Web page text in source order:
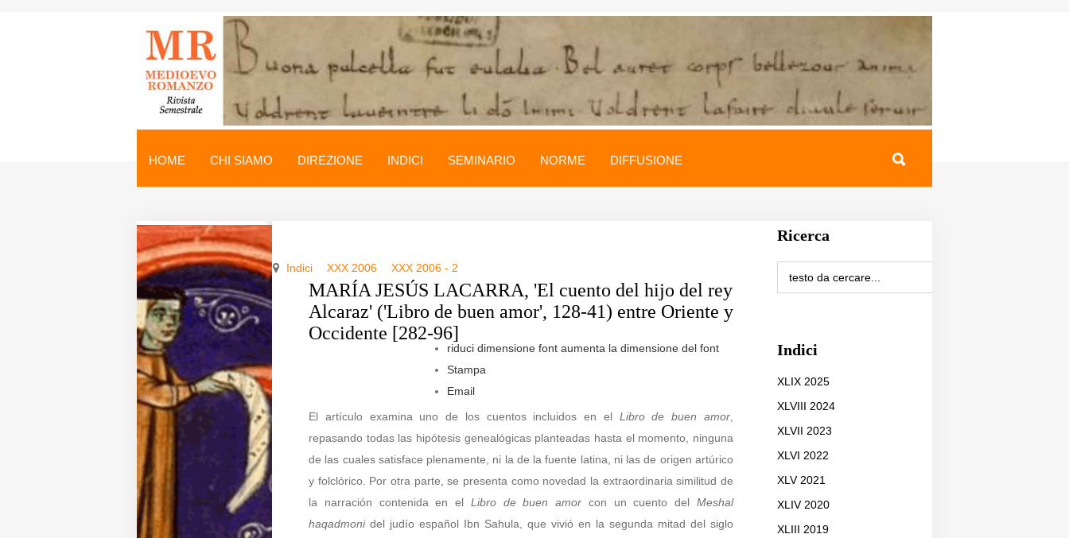
Medioevo Romanzo
direzione@medioevoromanzo.it
HOME CHI SIAMO DIREZIONE INDICI SEMINARIO NORME DIFFUSIONE
Indici XXX 2006 XXX 2006 - 2
MARÍA JESÚS LACARRA, 'El cuento del hijo del rey
Alcaraz' ('Libro de buen amor', 128-41) entre Oriente y
Occidente [282-96]
riduci dimensione font aumenta la dimensione del font
Stampa
Email
El artículo examina uno de los cuentos incluidos en el Libro de buen amor,
repasando todas las hipótesis genealógicas planteadas hasta el momento, ninguna
de las cuales satisface plenamente, ni la de la fuente latina, ni las de origen artúrico
y folclórico. Por otra parte, se presenta como novedad la extraordinaria similitud de
la narración contenida en el Libro de buen amor con un cuento delMeshal
haqadmonidel judío español Ibn Sahula, que vivió en la segunda mitad del siglo
Ricerca
Indici
XLIX 2025
XLVIII 2024
XLVII 2023
XLVI 2022
XLV 2021
XLIV 2020
XLIII 2019